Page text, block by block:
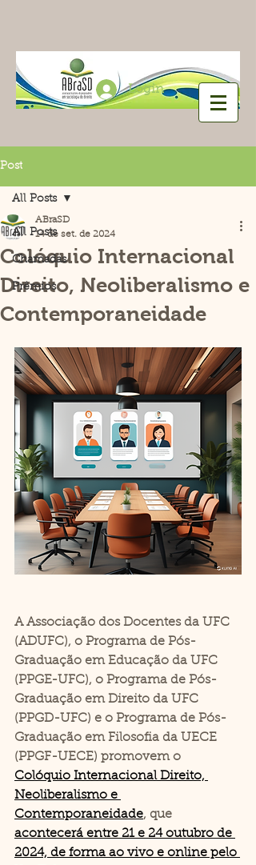
Login
Post
All Posts
Chamadas
Prêmios
All Posts
Colóquio Internacional
Direito, Neoliberalismo e
Contemporaneidade
ABraSD
14 de set. de 2024
A Associação dos Docentes da UFC
(ADUFC), o Programa de Pós-
Graduação em Educação da UFC
(PPGE-UFC), o Programa de Pós-
Graduação em Direito da UFC
(PPGD-UFC) e o Programa de Pós-
Graduação em Filosofia da UECE
(PPGF-UECE) promovem o
Colóquio Internacional Direito,
Neoliberalismo e
Contemporaneidade, que
acontecerá entre 21 e 24 outubro de
2024, de forma ao vivo e online pelo